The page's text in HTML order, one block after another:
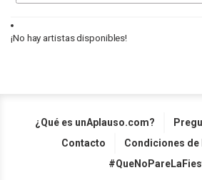
¡No hay artistas disponibles!
¿Qué es unAplauso.com?
Contacto
Condiciones